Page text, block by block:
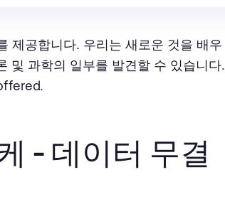
제공합니다. 우리는 새로운 것을 배우
및 과학의 일부를 발견할 수 있습니다.
- 데이터 무결